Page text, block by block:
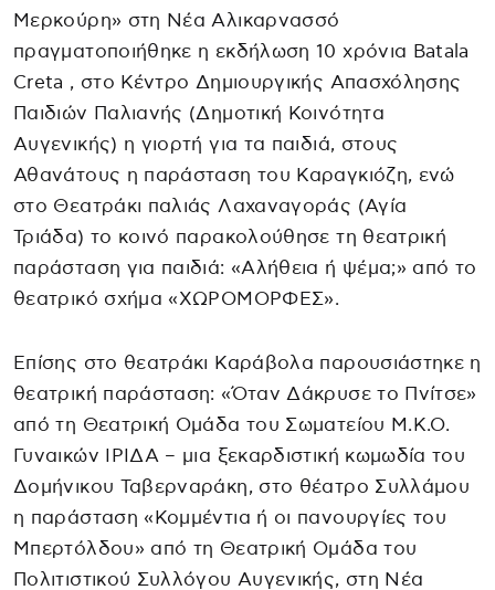
Μερκούρη» στη Νέα Αλικαρνασσό
πραγματοποιήθηκε η εκδήλωση 10 χρόνια Batala
Creta , στο Κέντρο Δημιουργικής Απασχόλησης
Παιδιών Παλιανής (Δημοτική Κοινότητα
Αυγενικής) η γιορτή για τα παιδιά, στους
Αθανάτους η παράσταση του Καραγκιόζη, ενώ
στο Θεατράκι παλιάς Λαχαναγοράς (Αγία
Τριάδα) το κοινό παρακολούθησε τη θεατρική
παράσταση για παιδιά: «Αλήθεια ή ψέμα;» από το
θεατρικό σχήμα «ΧΩΡΟΜΟΡΦΕΣ».
Επίσης στο θεατράκι Καράβολα παρουσιάστηκε η
θεατρική παράσταση: «Όταν Δάκρυσε το Πνίτσε»
από τη Θεατρική Ομάδα του Σωματείου Μ.Κ.Ο.
Γυναικών ΙΡΙΔΑ – μια ξεκαρδιστική κωμωδία του
Δομήνικου Ταβερναράκη, στο θέατρο Συλλάμου
η παράσταση «Κομμέντια ή οι πανουργίες του
Μπερτόλδου» από τη Θεατρική Ομάδα του
Πολιτιστικού Συλλόγου Αυγενικής, στη Νέα